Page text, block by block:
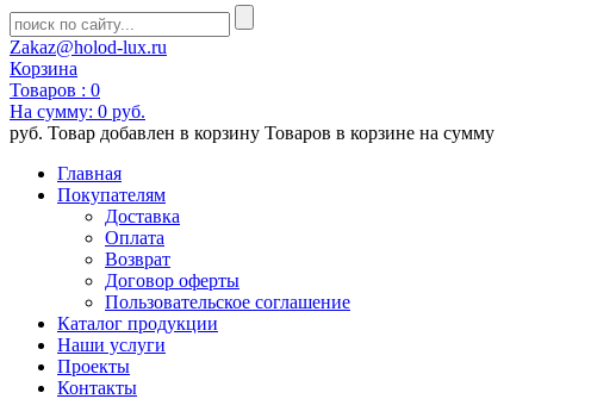
Zakaz@holod-lux.ru
Корзина
Товаров : 0
На сумму: 0 руб.
руб. Товар добавлен в корзину Товаров в корзине на сумму
Главная
Покупателям
Доставка
Оплата
Возврат
Договор оферты
Пользовательское соглашение
Каталог продукции
Наши услуги
Проекты
Контакты